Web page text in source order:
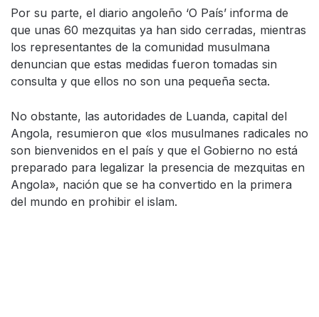
Por su parte, el diario angoleño ‘O País’ informa de
que unas 60 mezquitas ya han sido cerradas, mientras
los representantes de la comunidad musulmana
denuncian que estas medidas fueron tomadas sin
consulta y que ellos no son una pequeña secta.
No obstante, las autoridades de Luanda, capital del
Angola, resumieron que «los musulmanes radicales no
son bienvenidos en el país y que el Gobierno no está
preparado para legalizar la presencia de mezquitas en
Angola», nación que se ha convertido en la primera
del mundo en prohibir el islam.